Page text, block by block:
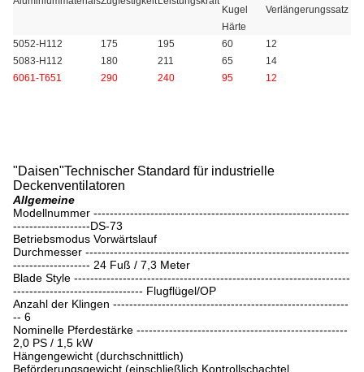
Kugel
Härte
Verlängerungssatz
5052-H112 175 195 60
12
5083-H112
180 211 65
14
6061-T651
290 240 95 12
"Daisen"Technischer Standard für industrielle
Deckenventilatoren
Allgemeine
Modellnummer ---------------------------------------------------------------
-------------------DS-73
Betriebsmodus Vorwärtslauf
Durchmesser -----------------------------------------------------------------
------------------- 24 Fuß / 7,3 Meter
Blade Style --------------------------------------------------------------------
-------------------------------- Flugflügel/OP
Anzahl der Klingen ----------------------------------------------------------
-- 6
Nominelle Pferdestärke ----------------------------------------------------
2,0 PS / 1,5 kW
Hängengewicht (durchschnittlich)
Beförderungsgewicht (einschließlich Kontrollschachtel,